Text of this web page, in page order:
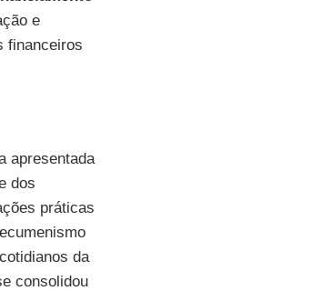
e
financeiros
apresentada
dos
práticas
da
consolidou